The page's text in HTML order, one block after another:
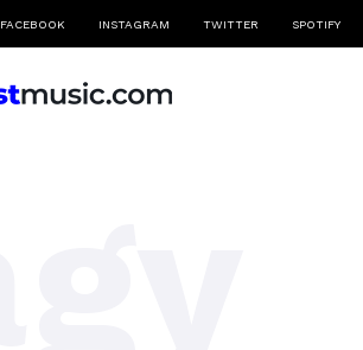
FACEBOOK INSTAGRAM TWITTER SPOTIFY